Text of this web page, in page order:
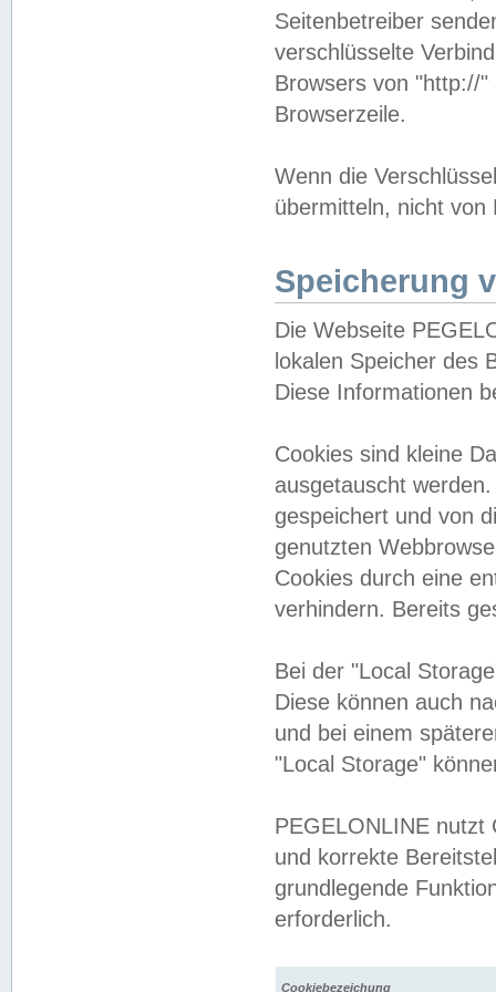
Seitenbetreiber
verschlüsselte
Browsers von "http://
Browserzeile.
Wenn die
übermitteln, nicht von
Speicherung
Die Webseite
lokalen Speicher des
Diese Informationen
Cookies sind kleine
ausgetauscht
gespeichert und von
genutzten
Cookies durch eine
verhindern. Bereits
Bei der "Local
Diese können auch
und bei einem
"Local Storage"
PEGELONLINE nutzt
und korrekte
grundlegende
erforderlich.
Cookiebezeichung